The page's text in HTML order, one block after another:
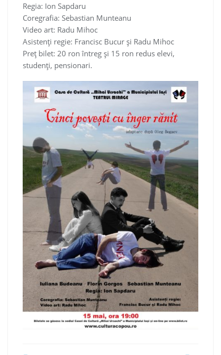
Regia: Ion Sapdaru
Coregrafia: Sebastian Munteanu
Video art: Radu Mihoc
Asistenți regie: Francisc Bucur și Radu Mihoc
Preț bilet: 20 ron întreg și 15 ron redus elevi,
studenți, pensionari.